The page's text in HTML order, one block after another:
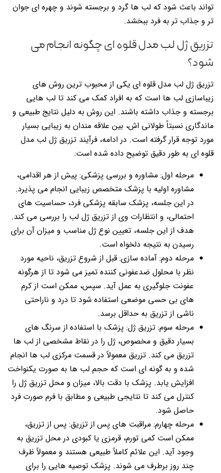
تواند باعث شود که لب ها گرد و برجسته شوند و چهره ای جوان
تر و جذاب تر به فرد ببخشد.
تزریق ژل لب مدل قلوه ای چگونه انجام می
شود؟
تزریق ژل لب مدل قلوه ای یکی از محبوب ترین روش های
زیباسازی لب ها است که به افراد کمک می کند تا لب هایی
برجسته و جذاب داشته باشند. این روش به دلیل نتایج طبیعی و
ماندگاری نسبتاً طولانی اش، بین علاقه مندان به زیبایی بسیار
مورد توجه قرار گرفته است. در ادامه، فرآیند تزریق ژل لب مدل
قلوه ای به طور دقیق توضیح داده شده است:
مرحله اول: مشاوره و بررسی پزشکی: پیش از هر اقدامی،
مشاوره اولیه با پزشک متخصص زیبایی انجام می پذیرد.
در این جلسه، پزشک سابقه پزشکی فرد، حساسیت های
احتمالی، و انتظارات وی از تزریق ژل لب را بررسی می کند.
هدف از این جلسه، تعیین نوع ژل مناسب و میزان آن برای
رسیدن به نتیجه دلخواه است.
مرحله دوم: آماده سازی: قبل از شروع تزریق، ناحیه مورد
نظر با محلول ضدعفونی کننده تمیز می شود تا از هرگونه
عفونت جلوگیری به عمل آید. سپس، ممکن است از کرم
های بی حسی موضعی استفاده شود تا درد و ناراحتی
ناشی از تزریق به حداقل برسد.
مرحله سوم: تزریق ژل: پزشک با استفاده از سرنگ های
بسیار دقیق و مخصوص، ژل را در نقاط مشخصی از لب ها
تزریق می کند. تزریق معمولاً در قسمت مرکزی لب ها انجام
شده و به گونه ای است که حجم لب ها به صورت یکنواخت
افزایش یابد. پزشک با دقت بالا، میزان و محل تزریق ژل را
کنترل می کند تا نتایجی طبیعی و مطابق با فرم صورت فرد
حاصل شود.
مرحله چهارم: مراقبت های پس از تزریق: پس از تزریق،
ممکن است کمی تورم، قرمزی یا کبودی در محل تزریق به
وجود آید. این علائم کاملاً طبیعی هستند و معمولاً ظرف
چند روز برطرف می شوند. پزشک توصیه هایی را برای